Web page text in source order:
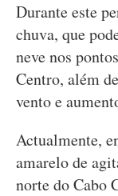
Durante este
chuva, que
neve nos
Centro, além
vento e
Actualmente,
amarelo de
norte do Cabo